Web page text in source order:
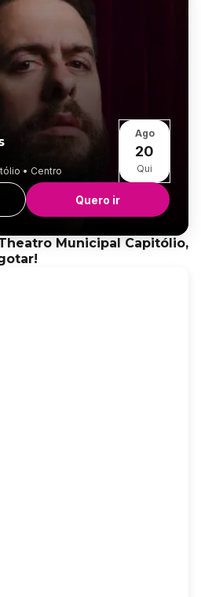
• Centro
Ago
20
Qui
Quero ir
Municipal Capitólio,